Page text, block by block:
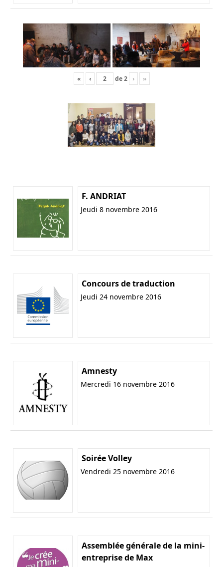
« ‹ de2 › »
F. ANDRIAT
Jeudi 8 novembre 2016
Concours de traduction
Jeudi 24 novembre 2016
Amnesty
Mercredi 16 novembre 2016
Soirée Volley
Vendredi 25 novembre 2016
Assemblée générale de la mini-
entreprise de Max